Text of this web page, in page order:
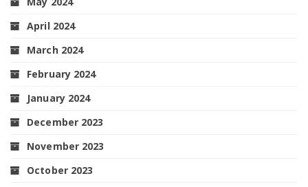
April 2024
March 2024
February 2024
January 2024
December 2023
November 2023
October 2023